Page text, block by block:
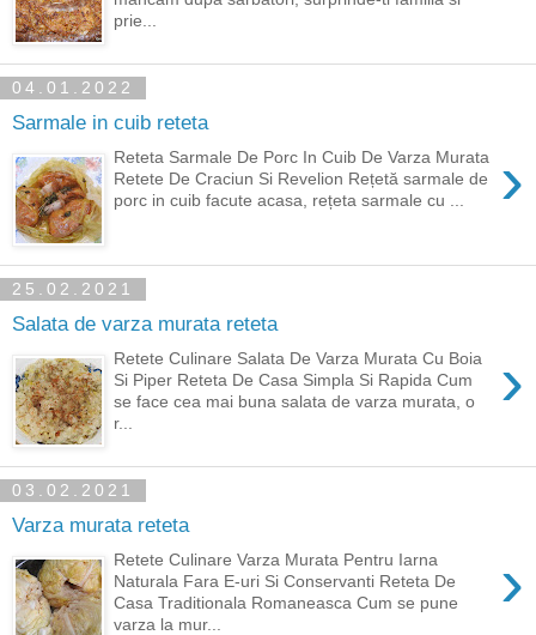
prie...
04.01.2022
Sarmale in cuib reteta
›
Reteta Sarmale De Porc In Cuib De Varza Murata
Retete De Craciun Si Revelion Rețetă sarmale de
porc in cuib facute acasa, rețeta sarmale cu ...
25.02.2021
Salata de varza murata reteta
›
Retete Culinare Salata De Varza Murata Cu Boia
Si Piper Reteta De Casa Simpla Si Rapida Cum
se face cea mai buna salata de varza murata, o
r...
03.02.2021
Varza murata reteta
›
Retete Culinare Varza Murata Pentru Iarna
Naturala Fara E-uri Si Conservanti Reteta De
Casa Traditionala Romaneasca Cum se pune
varza la mur...